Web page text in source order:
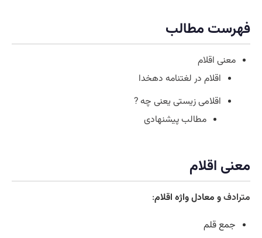
فهرست مطالب
معنی اقلام
اقلام در لغتنامه دهخدا
اقلامی زیستی یعنی چه ?
مطالب پیشنهادی
معنی اقلام
مترادفو معادل واژه اقلام:
جمع قلم